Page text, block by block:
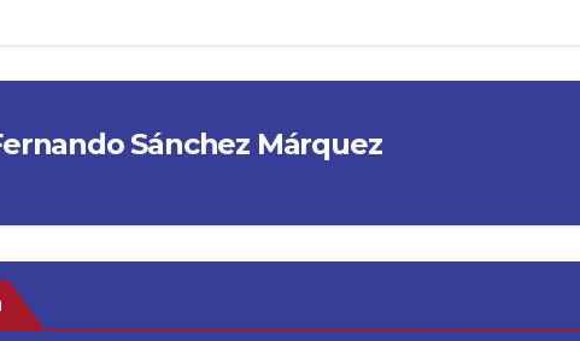
Sánchez Márquez